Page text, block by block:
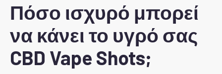
Πόσο ισχυρό μπορεί
να κάνει το υγρό σας
CBD Vape Shots;